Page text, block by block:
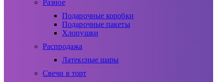
Разное
Подарочные коробки
Подарочные пакеты
Хлопушки
Распродажа
Латексные шары
Свечи в торт